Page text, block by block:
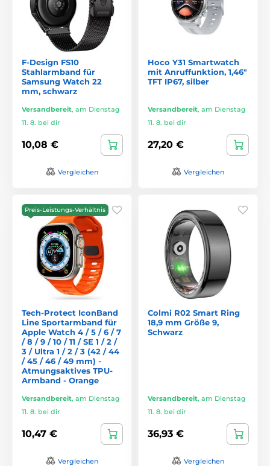
F-Design FS10
Stahlarmband für
Samsung Watch 22
mm, schwarz
Versandbereit, am Dienstag
11. 8. bei dir
10,08 €
Vergleichen
Hoco Y31 Smartwatch
mit Anruffunktion, 1,46"
TFT IP67, silber
Versandbereit, am Dienstag
11. 8. bei dir
27,20 €
Vergleichen
Preis-Leistungs-Verhältnis
Tech-Protect IconBand
Line Sportarmband für
Apple Watch 4 / 5 / 6 / 7
/ 8 / 9 / 10 / 11 / SE 1 / 2 /
3 / Ultra 1 / 2 / 3 (42 / 44
/ 45 / 46 / 49 mm) -
Atmungsaktives TPU-
Armband - Orange
Versandbereit, am Dienstag
11. 8. bei dir
10,47 €
Vergleichen
Colmi R02 Smart Ring
18,9 mm Größe 9,
Schwarz
Versandbereit, am Dienstag
11. 8. bei dir
36,93 €
Vergleichen